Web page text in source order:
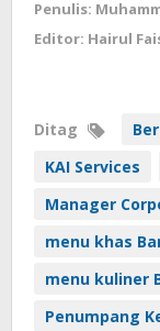
Penulis:
Editor: Hairul
Ditag
KAI Services
Manager
menu khas
menu kuliner
Penumpang